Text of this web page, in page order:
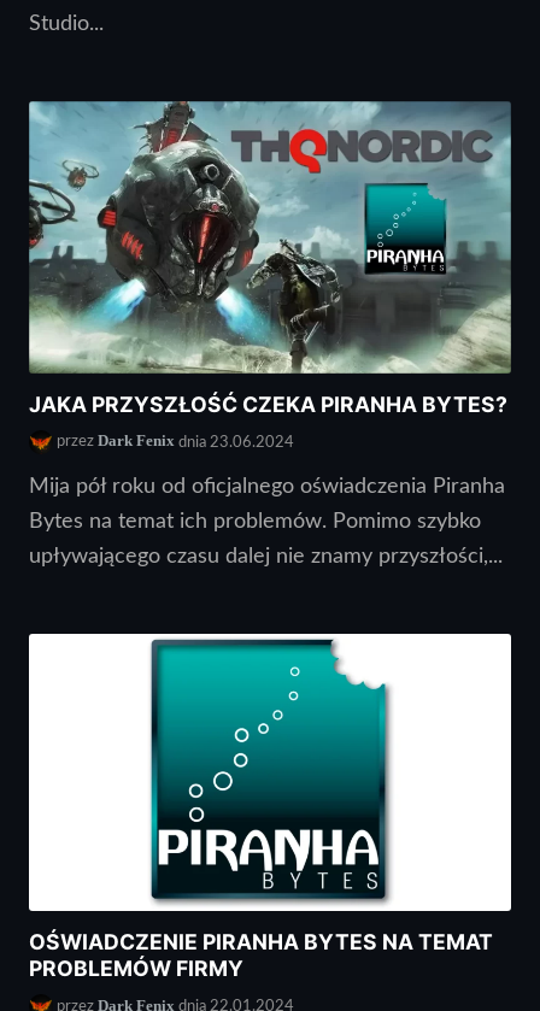
Studio...
JAKA PRZYSZŁOŚĆ CZEKA PIRANHA BYTES?
przez Dark Fenix dnia 23.06.2024
Mija pół roku od oficjalnego oświadczenia Piranha
Bytes na temat ich problemów. Pomimo szybko
upływającego czasu dalej nie znamy przyszłości,...
OŚWIADCZENIE PIRANHA BYTES NA TEMAT
PROBLEMÓW FIRMY
przez Dark Fenix dnia 22.01.2024